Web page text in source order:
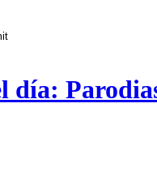
día: